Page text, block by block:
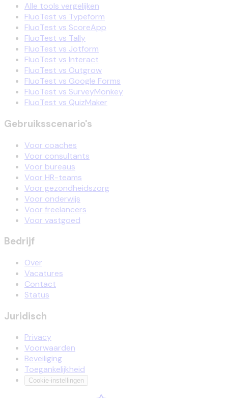
Alle tools vergelijken
FluoTest vs Typeform
FluoTest vs ScoreApp
FluoTest vs Tally
FluoTest vs Jotform
FluoTest vs Interact
FluoTest vs Outgrow
FluoTest vs Google Forms
FluoTest vs SurveyMonkey
FluoTest vs QuizMaker
Gebruiksscenario's
Voor coaches
Voor consultants
Voor bureaus
Voor HR-teams
Voor gezondheidszorg
Voor onderwijs
Voor freelancers
Voor vastgoed
Bedrijf
Over
Vacatures
Contact
Status
Juridisch
Privacy
Voorwaarden
Beveiliging
Toegankelijkheid
Cookie-instellingen